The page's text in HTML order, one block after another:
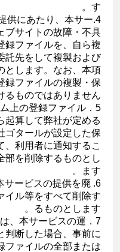
す。
供にあたり、本サー
ブサイトの故障・不具
録ファイルを、自ら複
託先をして複製および
とします。なお、本項
録ファイルの複製・保
ものではありません。
ム上の登録ファイル
起算して弊社が定める
ゴタールが設定した保
、利用者に通知するこ
部を削除するものとし
ます。
サービスの提供を廃
イル等をすべて削除す
るものとします。
は、本サービスの運
判断した場合、事前に
ファイルの全部または